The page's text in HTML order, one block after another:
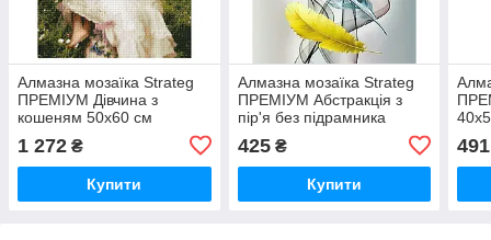
Алмазна мозаїка Strateg
ПРЕМІУМ Дівчина з
кошеням 50х60 см
1 272 ₴
Купити
Алмазна мозаїка Strateg
ПРЕМІУМ Абстракція з
пір'я без підрамника
(JSFH85902)
425₴
Купити
491